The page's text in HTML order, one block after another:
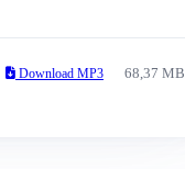
Download MP3 68,37 MB